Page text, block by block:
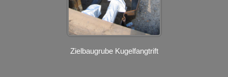
Zielbaugrube Kugelfangtrift